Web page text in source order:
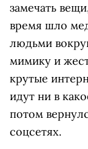
замечать
время шло
людьми
мимику и
крутые
идут ни в
потом
соцсетях.